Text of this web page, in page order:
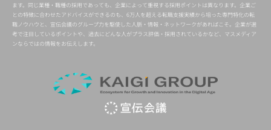
ます。同じ業種・職種の採用であっても、企業によって重視する採用ポイントは異なります。企業ご
との特徴に合わせたアドバイスができるのも、6万人を超える転職支援実績から培った専門特化の転
職ノウハウと、宣伝会議のグループ力を駆使した人脈・情報・ネットワークがあればこそ。企業が選
考で注目しているポイントや、過去にどんな人がプラス評価・採用されているかなど、マスメディア
ンならではの情報をお伝えします。